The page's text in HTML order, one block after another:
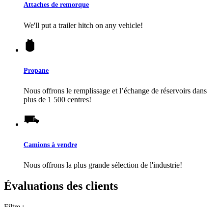
Attaches de remorque
We'll put a trailer hitch on any vehicle!
Propane
Nous offrons le remplissage et l’échange de réservoirs dans
plus de 1 500 centres!
Camions à vendre
Nous offrons la plus grande sélection de l'industrie!
Évaluations des clients